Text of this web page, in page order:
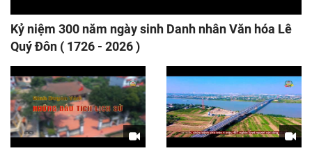
Kỷ niệm 300 năm ngày sinh Danh nhân Văn hóa Lê
Quý Đôn ( 1726 - 2026 )